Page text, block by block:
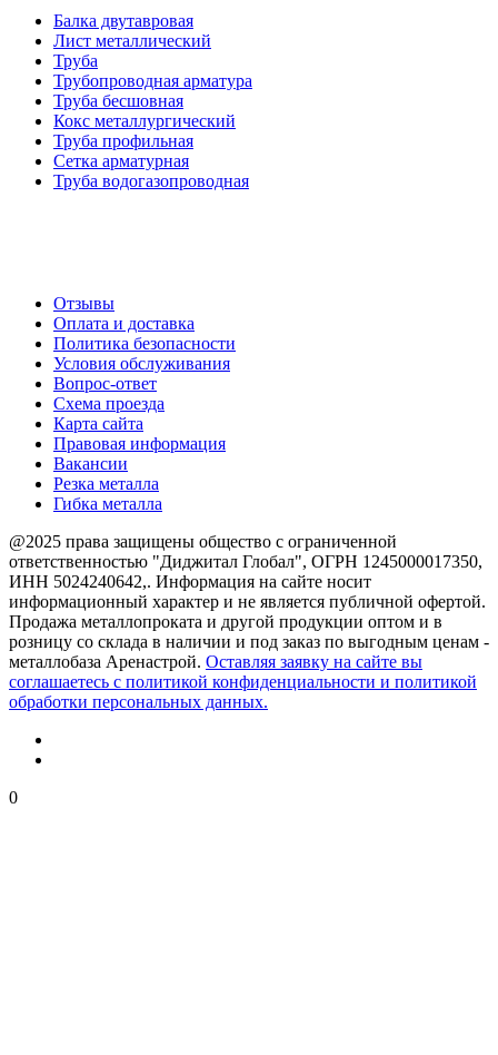
Балка двутавровая
Лист металлический
Труба
Трубопроводная арматура
Труба бесшовная
Кокс металлургический
Труба профильная
Cетка арматурная
Труба водогазопроводная
Отзывы
Оплата и доставка
Политика безопасности
Условия обслуживания
Вопрос-ответ
Схема проезда
Карта сайта
Правовая информация
Вакансии
Резка металла
Гибка металла
@2025 права защищены общество с ограниченной
ответственностью "Диджитал Глобал", ОГРН 1245000017350,
ИНН 5024240642,. Информация на сайте носит
информационный характер и не является публичной офертой.
Продажа металлопроката и другой продукции оптом и в
розницу со склада в наличии и под заказ по выгодным ценам -
металлобаза Аренастрой. Оставляя заявку на сайте вы
соглашаетесь с политикой конфиденциальности и политикой
обработки персональных данных.
0